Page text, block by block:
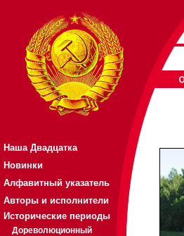
Наша Двадцатка
Новинки
Алфавитный указатель
Авторы и исполнители
Исторические периоды
Дореволюционный